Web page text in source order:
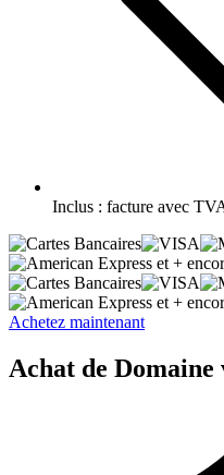
Inclus : facture avec
et +
et +
Achetez maintenant
Achat de